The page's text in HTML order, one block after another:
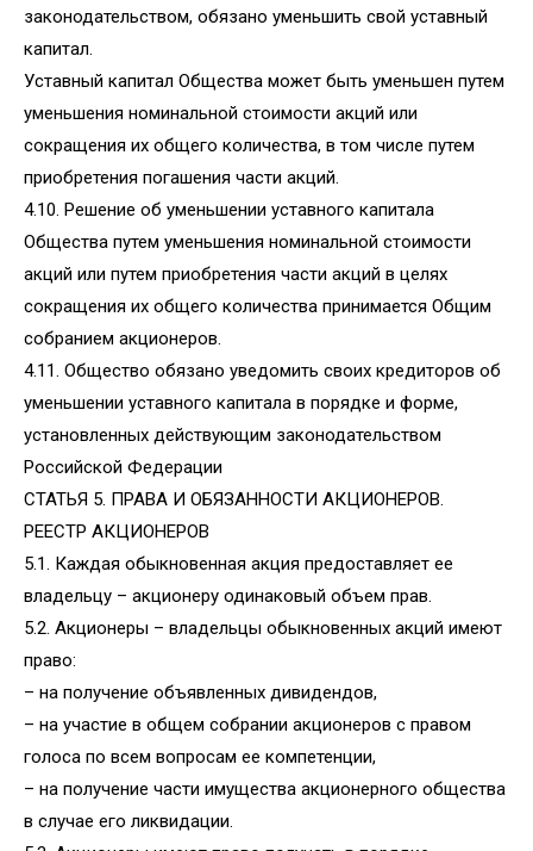
законодательством, обязано уменьшить свой уставный
капитал.
Уставный капитал Общества может быть уменьшен путем
уменьшения номинальной стоимости акций или
сокращения их общего количества, в том числе путем
приобретения погашения части акций.
4.10. Решение об уменьшении уставного капитала
Общества путем уменьшения номинальной стоимости
акций или путем приобретения части акций в целях
сокращения их общего количества принимается Общим
собранием акционеров.
4.11. Общество обязано уведомить своих кредиторов об
уменьшении уставного капитала в порядке и форме,
установленных действующим законодательством
Российской Федерации
СТАТЬЯ 5. ПРАВА И ОБЯЗАННОСТИ АКЦИОНЕРОВ.
РЕЕСТР АКЦИОНЕРОВ
5.1. Каждая обыкновенная акция предоставляет ее
владельцу – акционеру одинаковый объем прав.
5.2. Акционеры – владельцы обыкновенных акций имеют
право:
– на получение объявленных дивидендов,
– на участие в общем собрании акционеров с правом
голоса по всем вопросам ее компетенции,
– на получение части имущества акционерного общества
в случае его ликвидации.